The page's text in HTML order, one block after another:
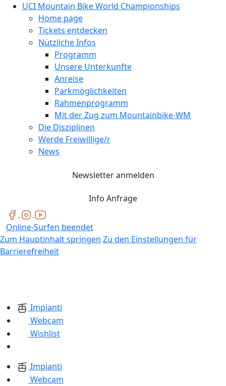
UCI Mountain Bike World Championships
Home page
Tickets entdecken
Nützliche Infos
Programm
Unsere Unterkunfte
Anreise
Parkmöglichkeiten
Rahmenprogramm
Mit der Zug zum Mountainbike-WM
Die Disziplinen
Werde Freiwillige/r
News
Newsletter anmelden
Info Anfrage
Online-Surfen beendet
Zum Hauptinhalt springen Zu den Einstellungen für
Barrierefreiheit
Impianti
Webcam
Wishlist
Impianti
Webcam